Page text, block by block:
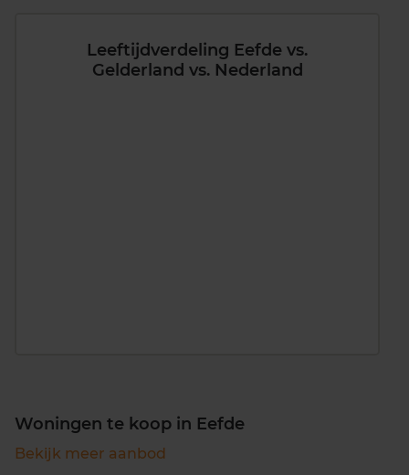
Leeftijdverdeling Eefde vs.
Gelderland vs. Nederland
Woningen te koop in Eefde
Bekijk meer aanbod